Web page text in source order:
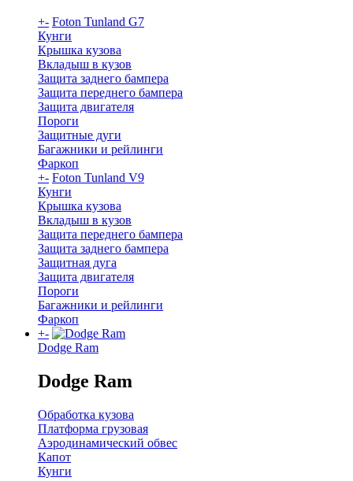
+- Foton Tunland G7
Кунги
Крышка кузова
Вкладыш в кузов
Защита заднего бампера
Защита переднего бампера
Защита двигателя
Пороги
Защитные дуги
Багажники и рейлинги
Фаркоп
+- Foton Tunland V9
Кунги
Крышка кузова
Вкладыш в кузов
Защита переднего бампера
Защита заднего бампера
Защитная дуга
Защита двигателя
Пороги
Багажники и рейлинги
Фаркоп
+-
Dodge Ram
Dodge Ram
Обработка кузова
Платформа грузовая
Аэродинамический обвес
Капот
Кунги